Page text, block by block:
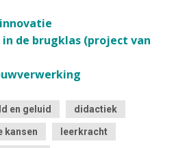
de brugklas (project van
en geluid didactiek
kansen leerkracht